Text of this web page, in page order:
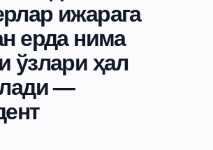
ижарага
ерда нима
ўзлари ҳал
—